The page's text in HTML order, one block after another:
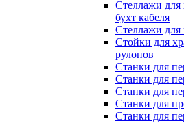
Стеллажи для
бухт кабеля
Стеллажи для
Стойки для
рулонов
Станки для
Станки для
Станки для
Станки для
Станки для